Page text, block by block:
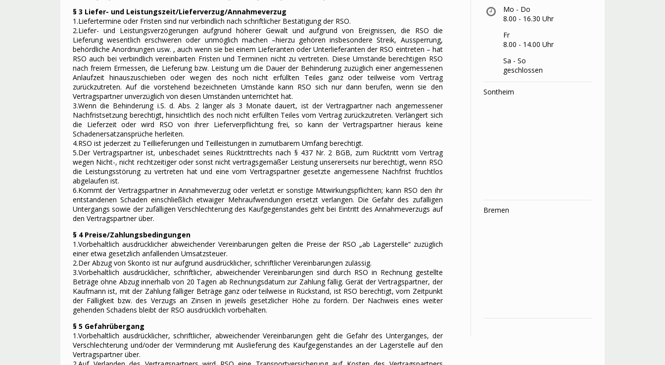
§ 3 Liefer- und Leistungszeit/Lieferverzug/Annahmeverzug
1.Liefertermine oder Fristen sind nur verbindlich nach schriftlicher Bestätigung der RSO.
2.Liefer- und Leistungsverzögerungen aufgrund höherer Gewalt und aufgrund von Ereignissen, die RSO die
Lieferung wesentlich erschweren oder unmöglich machen –hierzu gehören insbesondere Streik, Aussperrung,
behördliche Anordnungen usw. , auch wenn sie bei einem Lieferanten oder Unterlieferanten der RSO eintreten – hat
RSO auch bei verbindlich vereinbarten Fristen und Terminen nicht zu vertreten. Diese Umstände berechtigen RSO
nach freiem Ermessen, die Lieferung bzw. Leistung um die Dauer der Behinderung zuzüglich einer angemessenen
Anlaufzeit hinauszuschieben oder wegen des noch nicht erfüllten Teiles ganz oder teilweise vom Vertrag
zurückzutreten. Auf die vorstehend bezeichneten Umstände kann RSO sich nur dann berufen, wenn sie den
Vertragspartner unverzüglich von diesen Umständen unterrichtet hat.
3.Wenn die Behinderung i.S. d. Abs. 2 länger als 3 Monate dauert, ist der Vertragpartner nach angemessener
Nachfristsetzung berechtigt, hinsichtlich des noch nicht erfüllten Teiles vom Vertrag zurückzutreten. Verlängert sich
die Lieferzeit oder wird RSO von ihrer Lieferverpflichtung frei, so kann der Vertragspartner hieraus keine
Schadenersatzansprüche herleiten.
4.RSO ist jederzeit zu Teillieferungen und Teilleistungen in zumutbarem Umfang berechtigt.
5.Der Vertragspartner ist, unbeschadet seines Rücktrittrechts nach § 437 Nr. 2 BGB, zum Rücktritt vom Vertrag
wegen Nicht-, nicht rechtzeitiger oder sonst nicht vertragsgemäßer Leistung unsererseits nur berechtigt, wenn RSO
die Leistungsstörung zu vertreten hat und eine vom Vertragspartner gesetzte angemessene Nachfrist fruchtlos
abgelaufen ist.
6.Kommt der Vertragspartner in Annahmeverzug oder verletzt er sonstige Mitwirkungspflichten; kann RSO den ihr
entstandenen Schaden einschließlich etwaiger Mehraufwendungen ersetzt verlangen. Die Gefahr des zufälligen
Untergangs sowie der zufälligen Verschlechterung des Kaufgegenstandes geht bei Eintritt des Annahmeverzugs auf
den Vertragspartner über.
§ 4 Preise/Zahlungsbedingungen
1.Vorbehaltlich ausdrücklicher abweichender Vereinbarungen gelten die Preise der RSO „ab Lagerstelle“ zuzüglich
einer etwa gesetzlich anfallenden Umsatzsteuer.
2.Der Abzug von Skonto ist nur aufgrund ausdrücklicher, schriftlicher Vereinbarungen zulässig.
3.Vorbehaltlich ausdrücklicher, schriftlicher, abweichender Vereinbarungen sind durch RSO in Rechnung gestellte
Beträge ohne Abzug innerhalb von 20 Tagen ab Rechnungsdatum zur Zahlung fällig. Gerät der Vertragspartner, der
Kaufmann ist, mit der Zahlung fälliger Beträge ganz oder teilweise in Rückstand, ist RSO berechtigt, vom Zeitpunkt
der Fälligkeit bzw. des Verzugs an Zinsen in jeweils gesetzlicher Höhe zu fordern. Der Nachweis eines weiter
gehenden Schadens bleibt der RSO ausdrücklich vorbehalten.
§ 5 Gefahrübergang
1.Vorbehaltlich ausdrücklicher, schriftlicher, abweichender Vereinbarungen geht die Gefahr des Unterganges, der
Verschlechterung und/oder der Verminderung mit Auslieferung des Kaufgegenstandes an der Lagerstelle auf den
Vertragspartner über.
Mo - Do
8.00 - 16.30 Uhr
Fr
8.00 - 14.00 Uhr
Sa - So
geschlossen
Sontheim
Bremen